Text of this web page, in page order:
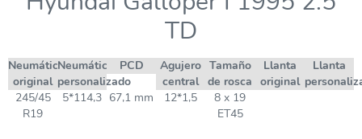
TD
Neumático
original
Neumático
personalizado
PCD
Agujero
central
Tamaño
de rosca
Llanta
original
Llanta
245/45
R19
5*114,3 67,1 mm 12*1,5
8 x 19
ET45